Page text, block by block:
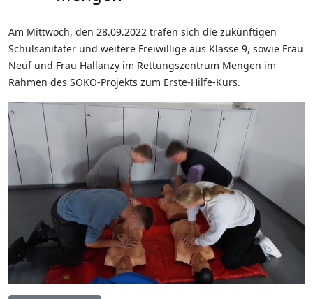
Am Mittwoch, den 28.09.2022 trafen sich die zukünftigen
Schulsanitäter und weitere Freiwillige aus Klasse 9, sowie Frau
Neuf und Frau Hallanzy im Rettungszentrum Mengen im
Rahmen des SOKO-Projekts zum Erste-Hilfe-Kurs.